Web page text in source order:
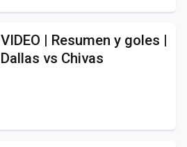
VIDEO | Resumen y goles |
Dallas vs Chivas